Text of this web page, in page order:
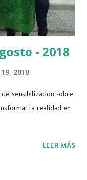
- 2018
2018
de sensibilización sobre
la realidad en
LEER MÁS